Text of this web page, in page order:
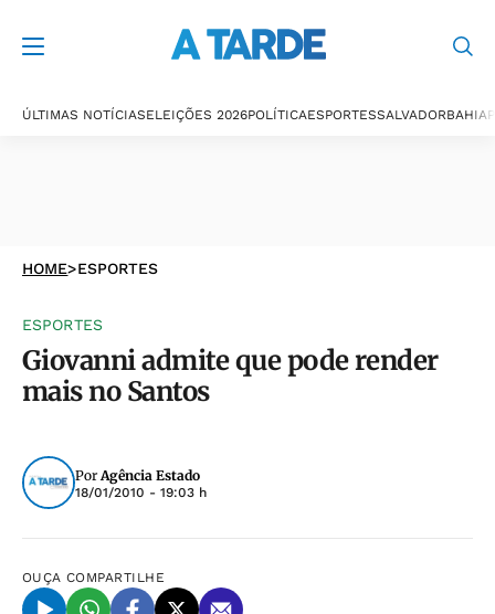
ÚLTIMAS NOTÍCIASELEIÇÕES 2026POLÍTICAESPORTESSALVADORBAHIA
HOME>ESPORTES
ESPORTES
Giovanni admite que pode render
mais no Santos
PorAgência Estado
18/01/2010 - 19:03 h
OUÇA COMPARTILHE